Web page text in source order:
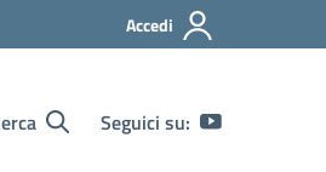
Accedi
Seguici su: